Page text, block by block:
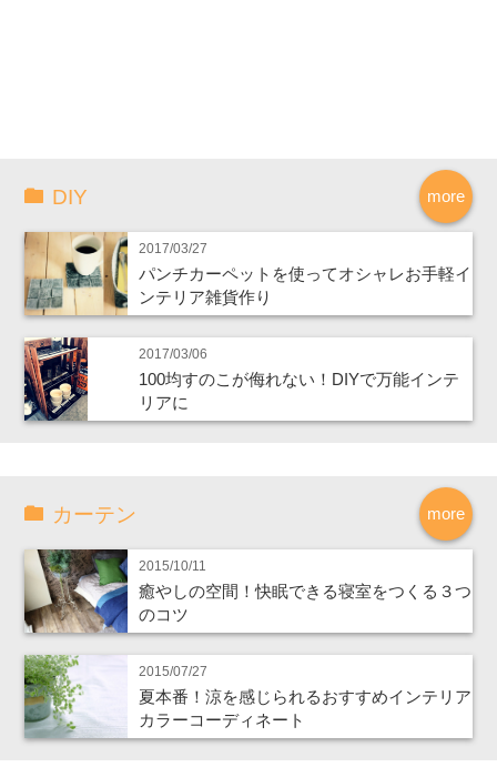
more
DIY
2017/03/27
パンチカーペットを使ってオシャレお手軽イ
ンテリア雑貨作り
2017/03/06
100均すのこが侮れない！DIYで万能インテ
リアに
more
カーテン
2015/10/11
癒やしの空間！快眠できる寝室をつくる３つ
のコツ
2015/07/27
夏本番！涼を感じられるおすすめインテリア
カラーコーディネート